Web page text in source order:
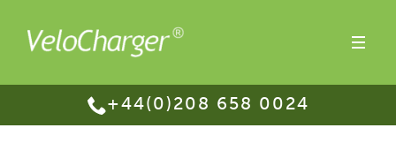
+44(0)208 658 0024